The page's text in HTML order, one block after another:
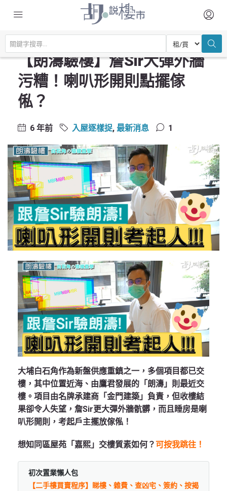
主頁
入屋逐樣捉
【朗濤驗樓】詹Sir大彈外牆污糟！喇叭形開則點擺傢俬？
【朗濤驗樓】詹Sir大彈外牆
污糟！喇叭形開則點擺傢
俬？
6 年前 入屋逐樣捉, 最新消息 1
大埔白石角作為新盤供應重鎮之一，多個項目都已交
樓，其中位置近海、由鷹君發展的「朗濤」則最近交
樓。項目由名牌承建商「金門建築」負責，但收樓結
果卻令人失望，詹Sir更大彈外牆骯髒，而且睡房是喇
叭形開則，考起戶主擺放傢俬！
想知同區屋苑「嘉熙」交樓質素如何？可按我跳往！
初次置業懶人包
【二手樓買賣程序】睇樓、雜費、查凶宅、簽約、按揭